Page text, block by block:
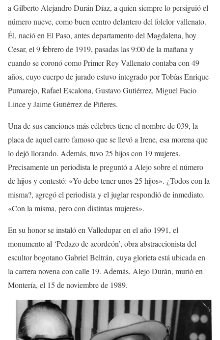
a Gilberto Alejandro Durán Díaz, a quien siempre lo persiguió el
número nueve, como buen centro delantero del folclor vallenato.
Él, nació en El Paso, antes departamento del Magdalena, hoy
Cesar, el 9 febrero de 1919, pasadas las 9:00 de la mañana y
cuando se coronó como Primer Rey Vallenato contaba con 49
años, cuyo cuerpo de jurado estuvo integrado por Tobías Enrique
Pumarejo, Rafael Escalona, Gustavo Gutiérrez, Miguel Facio
Lince y Jaime Gutiérrez de Piñeres.
Una de sus canciones más célebres tiene el nombre de 039, la
placa de aquel carro famoso que se llevó a Irene, esa morena que
lo dejó llorando. Además, tuvo 25 hijos con 19 mujeres.
Precisamente un periodista le preguntó a Alejo sobre el número
de hijos y contestó: «Yo debo tener unos 25 hijos». ¿Todos con la
misma?, agregó el periodista y el juglar respondió de inmediato.
«Con la misma, pero con distintas mujeres».
En su honor se instaló en Valledupar en el año 1991, el
monumento al ‘Pedazo de acordeón’, obra abstraccionista del
escultor bogotano Gabriel Beltrán, cuya glorieta está ubicada en
la carrera novena con calle 19. Además, Alejo Durán, murió en
Montería, el 15 de noviembre de 1989.